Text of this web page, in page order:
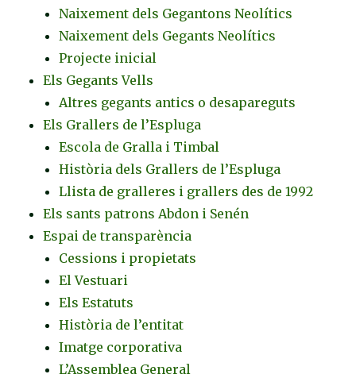
Naixement dels Gegantons Neolítics
Naixement dels Gegants Neolítics
Projecte inicial
Els Gegants Vells
Altres gegants antics o desapareguts
Els Grallers de l’Espluga
Escola de Gralla i Timbal
Història dels Grallers de l’Espluga
Llista de gralleres i grallers des de 1992
Els sants patrons Abdon i Senén
Espai de transparència
Cessions i propietats
El Vestuari
Els Estatuts
Història de l’entitat
Imatge corporativa
L’Assemblea General